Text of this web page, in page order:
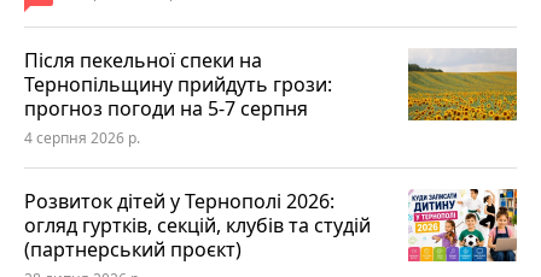
Після пекельної спеки на
Тернопільщину прийдуть грози:
прогноз погоди на 5-7 серпня
4 серпня 2026 р.
Розвиток дітей у Тернополі 2026:
огляд гуртків, секцій, клубів та студій
(партнерський проєкт)